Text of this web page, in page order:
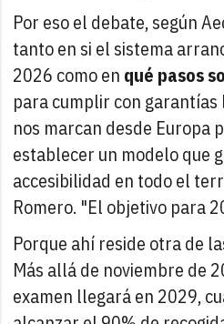
Por eso el debate, según
tanto en si el sistema
2026 como en qué pasos
para cumplir con garantías
nos marcan desde Europa
establecer un modelo que
accesibilidad en todo el
Romero. "El objetivo para
Porque ahí reside otra de
Más allá de noviembre de
examen llegará en 2029,